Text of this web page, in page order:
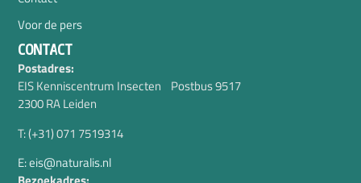
Voor de pers
CONTACT
Postadres:
EIS Kenniscentrum Insecten Postbus 9517
2300 RA Leiden
T: (+31) 071 7519314
E: eis@naturalis.nl